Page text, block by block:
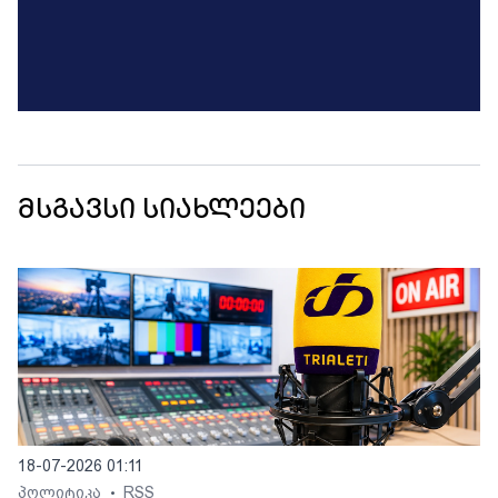
მსგავსი სიახლეები
18-07-2026 01:11
პოლიტიკა
• RSS